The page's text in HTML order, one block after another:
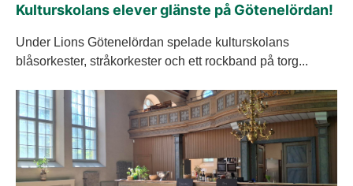
Kulturskolans elever glänste på Götenelördan!
Under Lions Götenelördan spelade kulturskolans
blåsorkester, stråkorkester och ett rockband på torg...